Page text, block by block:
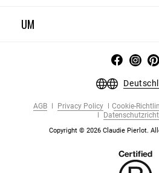
UM
AGB Privacy Policy Cookie-
Copyright © 2026 Claudie Pierlot.